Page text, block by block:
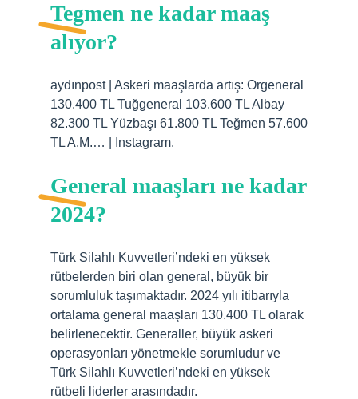
Tegmen ne kadar maaş
alıyor?
aydınpost | Askeri maaşlarda artış: Orgeneral
130.400 TL Tuğgeneral 103.600 TL Albay
82.300 TL Yüzbaşı 61.800 TL Teğmen 57.600
TL A.M.… | Instagram.
General maaşları ne kadar
2024?
Türk Silahlı Kuvvetleri’ndeki en yüksek
rütbelerden biri olan general, büyük bir
sorumluluk taşımaktadır. 2024 yılı itibarıyla
ortalama general maaşları 130.400 TL olarak
belirlenecektir. Generaller, büyük askeri
operasyonları yönetmekle sorumludur ve
Türk Silahlı Kuvvetleri’ndeki en yüksek
rütbeli liderler arasındadır.